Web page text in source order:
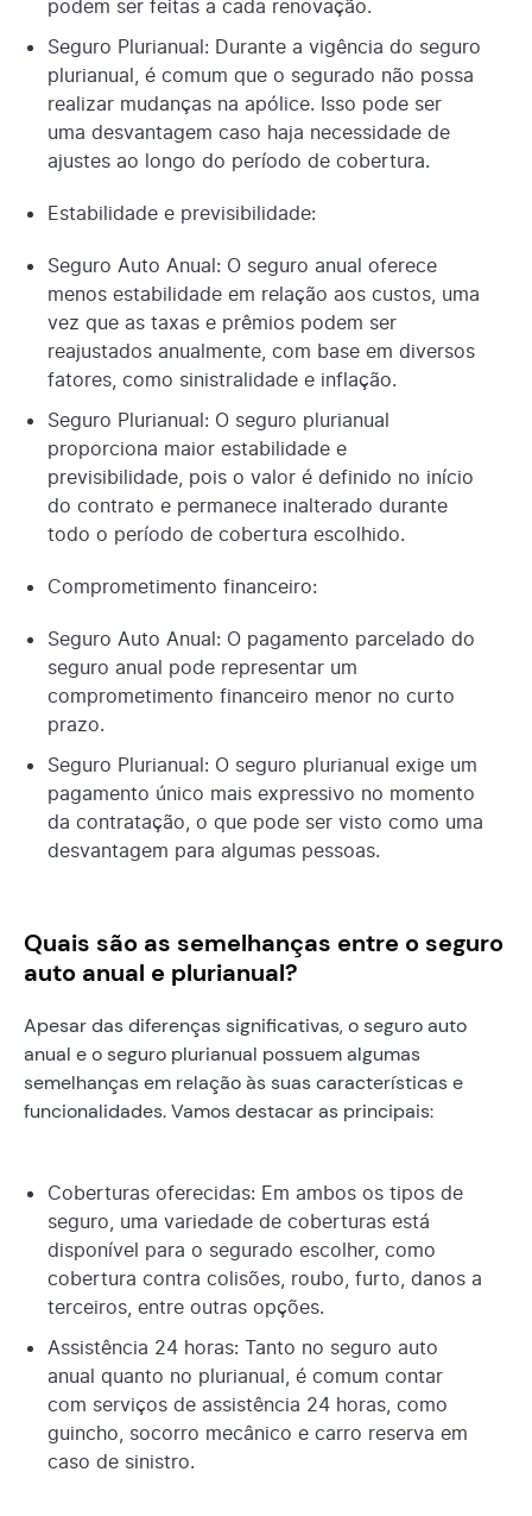
podem ser feitas a cada renovação.
Seguro Plurianual: Durante a vigência do seguro
plurianual, é comum que o segurado não possa
realizar mudanças na apólice. Isso pode ser
uma desvantagem caso haja necessidade de
ajustes ao longo do período de cobertura.
Estabilidade e previsibilidade:
Seguro Auto Anual: O seguro anual oferece
menos estabilidade em relação aos custos, uma
vez que as taxas e prêmios podem ser
reajustados anualmente, com base em diversos
fatores, como sinistralidade e inflação.
Seguro Plurianual: O seguro plurianual
proporciona maior estabilidade e
previsibilidade, pois o valor é definido no início
do contrato e permanece inalterado durante
todo o período de cobertura escolhido.
Comprometimento financeiro:
Seguro Auto Anual: O pagamento parcelado do
seguro anual pode representar um
comprometimento financeiro menor no curto
prazo.
Seguro Plurianual: O seguro plurianual exige um
pagamento único mais expressivo no momento
da contratação, o que pode ser visto como uma
desvantagem para algumas pessoas.
Quais são as semelhanças entre o seguro
auto anual e plurianual?
Apesar das diferenças significativas, o seguro auto
anual e o seguro plurianual possuem algumas
semelhanças em relação às suas características e
funcionalidades. Vamos destacar as principais:
Coberturas oferecidas: Em ambos os tipos de
seguro, uma variedade de coberturas está
disponível para o segurado escolher, como
cobertura contra colisões, roubo, furto, danos a
terceiros, entre outras opções.
Assistência 24 horas: Tanto no seguro auto
anual quanto no plurianual, é comum contar
com serviços de assistência 24 horas, como
guincho, socorro mecânico e carro reserva em
caso de sinistro.